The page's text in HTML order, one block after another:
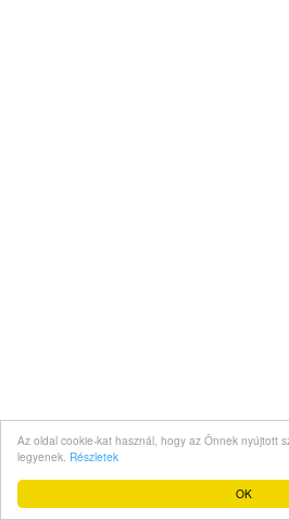
OK
Az oldal cookie-kat használ, hogy az Önnek nyújtott
legyenek. Részletek